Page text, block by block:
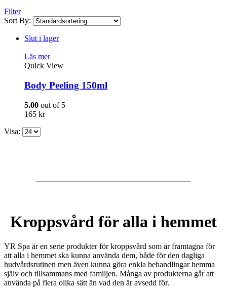
Filter
Sort By:
Slut i lager
Läs mer
Quick View
Body Peeling 150ml
5.00 out of 5
165 kr
Visa:
Kroppsvård för alla i hemmet
YR Spa är en serie produkter för kroppsvård som är framtagna för
att alla i hemmet ska kunna använda dem, både för den dagliga
hudvårdsrutinen men även kunna göra enkla behandlingar hemma
själv och tillsammans med familjen. Många av produkterna går att
använda på flera olika sätt än vad den är avsedd för.